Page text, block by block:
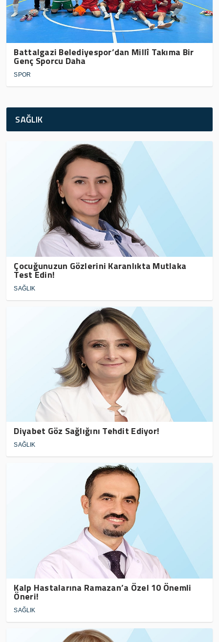
Battalgazi Belediyespor’dan Millî Takıma Bir
Genç Sporcu Daha
SPOR
SAĞLIK
Çocuğunuzun Gözlerini Karanlıkta Mutlaka
Test Edin!
SAĞLIK
Diyabet Göz Sağlığını Tehdit Ediyor!
SAĞLIK
Kalp Hastalarına Ramazan’a Özel 10 Önemli
Öneri!
SAĞLIK